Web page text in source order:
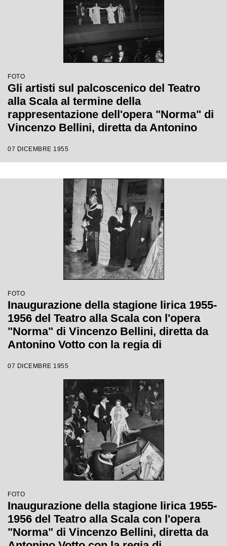
FOTO
Gli artisti sul palcoscenico del Teatro
alla Scala al termine della
rappresentazione dell'opera "Norma" di
Vincenzo Bellini, diretta da Antonino
Wallmann, che inaugura la stagione
07 DICEMBRE 1955
FOTO
Inaugurazione della stagione lirica 1955-
1956 del Teatro alla Scala con l'opera
"Norma" di Vincenzo Bellini, diretta da
Antonino Votto con la regia di
07 DICEMBRE 1955
FOTO
Inaugurazione della stagione lirica 1955-
1956 del Teatro alla Scala con l'opera
"Norma" di Vincenzo Bellini, diretta da